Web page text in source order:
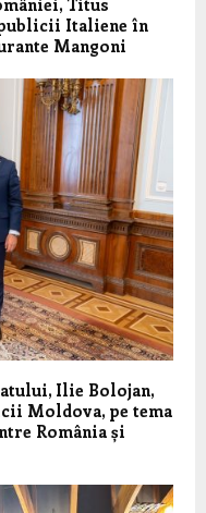
Titus
Italiene în
Mangoni
Ilie Bolojan,
Moldova, pe tema
România și